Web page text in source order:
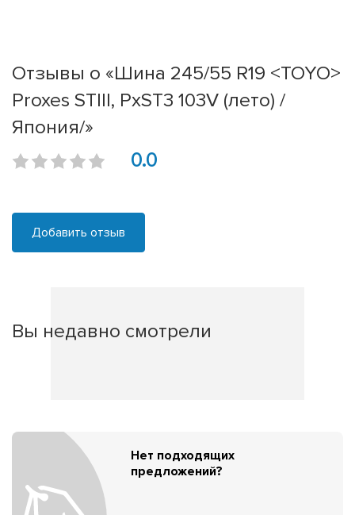
Отзывы о «Шина 245/55 R19 <TOYO>
Proxes STIII, PxST3 103V (лето) /
Япония/»
0.0
Добавить отзыв
Вы недавно смотрели
Нет подходящих
предложений?